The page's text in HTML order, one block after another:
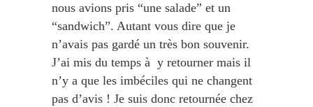
nous avions pris “une salade” et un
“sandwich”. Autant vous dire que je
n’avais pas gardé un très bon souvenir.
J’ai mis du temps à y retourner mais il
n’y a que les imbéciles qui ne changent
pas d’avis ! Je suis donc retournée chez